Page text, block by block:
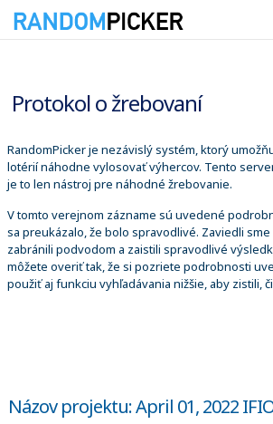
Protokol o žrebovaní
RandomPicker je nezávislý systém, ktorý
lotérií náhodne vylosovať výhercov. Tento
je to len nástroj pre náhodné žrebovanie.
V tomto verejnom zázname sú uvedené
sa preukázalo, že bolo spravodlivé. Zaviedli
zabránili podvodom a zaistili spravodlivé
môžete overiť tak, že si pozriete podrobnosti
použiť aj funkciu vyhľadávania nižšie, aby zistili,
Názov projektu: April 01, 2022